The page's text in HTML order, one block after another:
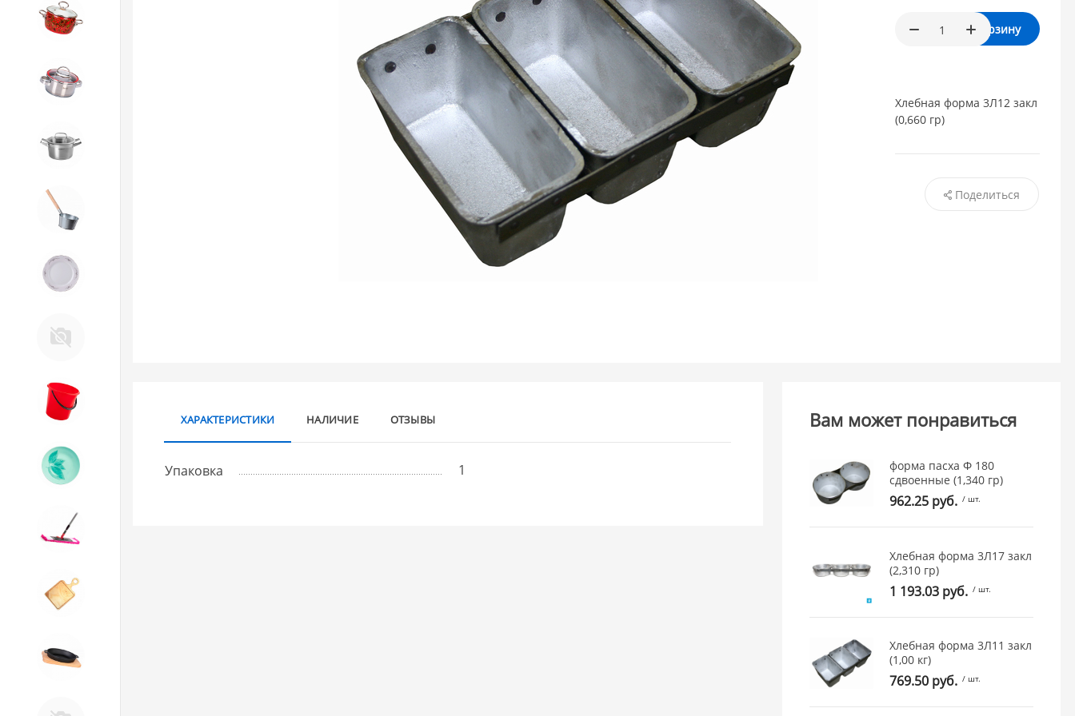
9. Посуда из СТЕКЛА
В корзину
Хлебная форма 3Л12 закл
(0,660 гр)
Поделиться
ХАРАКТЕРИСТИКИ НАЛИЧИЕ ОТЗЫВЫ
Упаковка 1
Вам может понравиться
форма пасха Ф 180
сдвоенные (1,340 гр)
962.25 руб. / шт.
Хлебная форма 3Л17 закл
(2,310 гр)
1 193.03 руб. / шт.
Хлебная форма 3Л11 закл
(1,00 кг)
769.50 руб. / шт.